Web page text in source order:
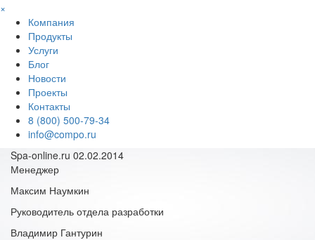
×
Компания
Продукты
Услуги
Блог
Новости
Проекты
Контакты
8 (800) 500-79-34
info@compo.ru
Spa-online.ru 02.02.2014
Менеджер
Максим Наумкин
Руководитель отдела разработки
Владимир Гантурин